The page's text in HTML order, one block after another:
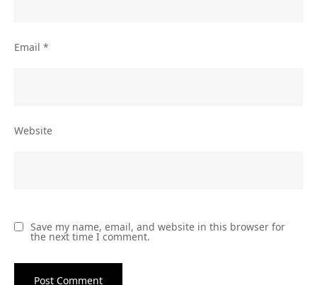
Email *
Website
Save my name, email, and website in this browser for
the next time I comment.